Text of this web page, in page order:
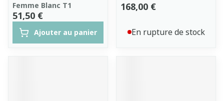
Femme Blanc T1
51,50 €
Ajouter au panier
168,00 €
En rupture de stock